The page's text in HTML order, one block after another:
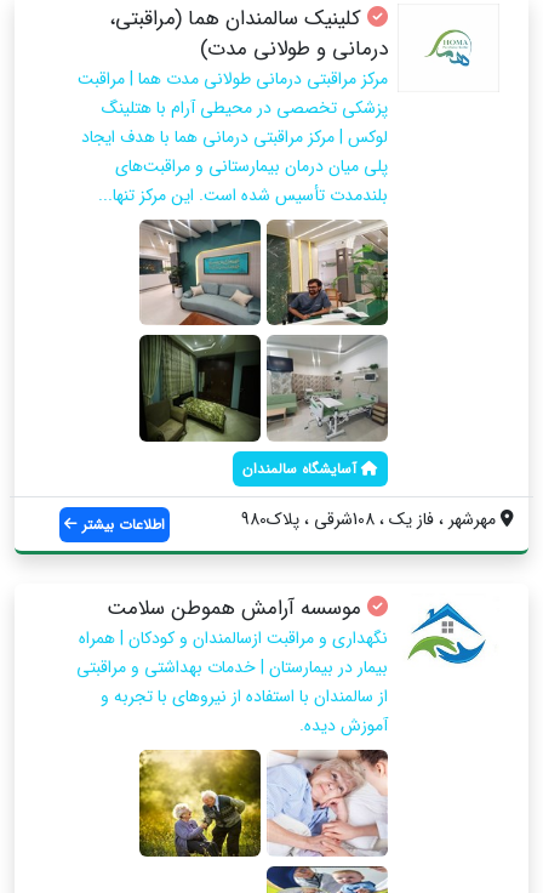
کلینیک سالمندان هما (مراقبتی،
درمانی و طولانی مدت)
مرکز مراقبتی درمانی طولانی مدت هما | مراقبت
پزشکی تخصصی در محیطی آرام با هتلینگ
لوکس | مرکز مراقبتی درمانی هما با هدف ایجاد
پلی میان درمان بیمارستانی و مراقبت‌های
بلندمدت تأسیس شده است. این مرکز تنها...
آسایشگاه سالمندان
مهرشهر ، فاز یک ، 108شرقی ، پلاک980 اطلاعات بیشتر
موسسه آرامش هموطن سلامت
نگهداری و مراقبت ازسالمندان و کودکان | همراه
بیمار در بیمارستان | خدمات بهداشتی و مراقبتی
از سالمندان با استفاده از نیروهای با تجربه و
آموزش دیده.